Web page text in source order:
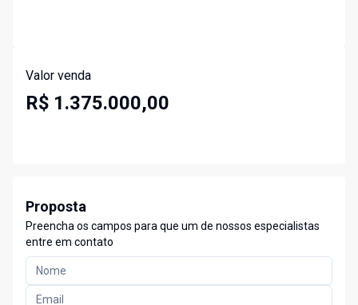
Valor venda
R$ 1.375.000,00
Proposta
Preencha os campos para que um de nossos especialistas
entre em contato